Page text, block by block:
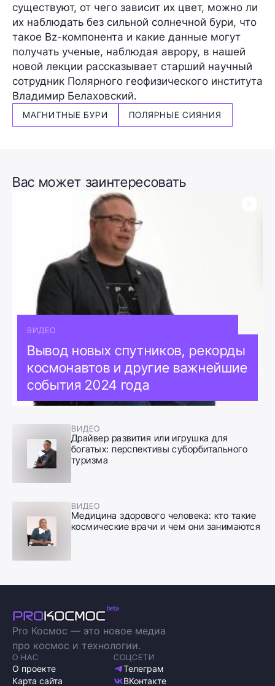
существуют, от чего зависит их цвет, можно ли
их наблюдать без сильной солнечной бури, что
такое Bz-компонента и какие данные могут
получать ученые, наблюдая аврору, в нашей
новой лекции рассказывает старший научный
сотрудник Полярного геофизического института
Владимир Белаховский.
МАГНИТНЫЕ БУРИ ПОЛЯРНЫЕ СИЯНИЯ
Вас может заинтересовать
ВИДЕО
Вывод новых спутников, рекорды
космонавтов и другие важнейшие
события 2024 года
ВИДЕО
Драйвер развития или игрушка для
богатых: перспективы суборбитального
туризма
ВИДЕО
Медицина здорового человека: кто такие
космические врачи и чем они занимаются
Pro Космос — это новое медиа
про космос и технологии.
О НАС
О проекте
Карта сайта
СОЦСЕТИ
Телеграм
ВКонтакте